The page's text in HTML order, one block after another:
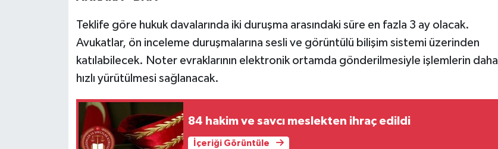
Teklife göre hukuk davalarında iki duruşma arasındaki süre en fazla 3 ay olacak.
Avukatlar, ön inceleme duruşmalarına sesli ve görüntülü bilişim sistemi üzerinden
katılabilecek. Noter evraklarının elektronik ortamda gönderilmesiyle işlemlerin daha
hızlı yürütülmesi sağlanacak.
84 hakim ve savcı meslekten ihraç edildi
İçeriği Görüntüle